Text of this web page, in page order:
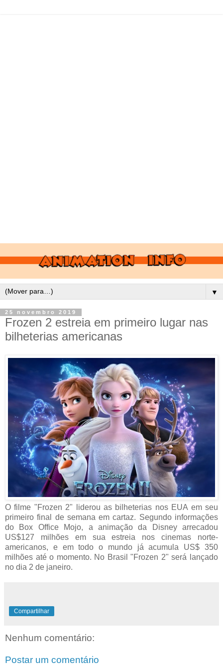
▼
25 novembro 2019
Frozen 2 estreia em primeiro lugar nas
bilheterias americanas
O filme "Frozen 2" liderou as bilheterias nos EUA em seu
primeiro final de semana em cartaz. Segundo informações
do Box Office Mojo, a animação da Disney arrecadou
US$127 milhões em sua estreia nos cinemas norte-
americanos, e em todo o mundo já acumula US$ 350
milhões até o momento. No Brasil "Frozen 2" será lançado
no dia 2 de janeiro.
Compartilhar
Nenhum comentário:
Postar um comentário